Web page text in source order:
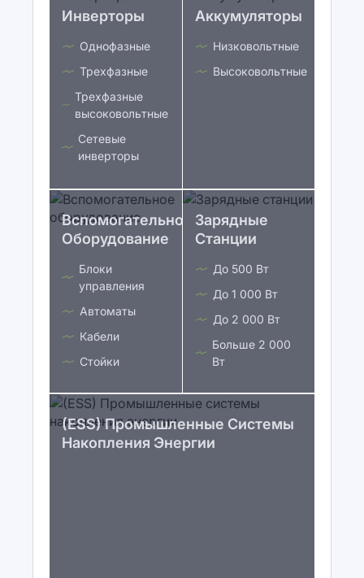
Инверторы
Однофазные
Трехфазные
Трехфазные
высоковольтные
Сетевые
инверторы
Аккумуляторы
Низковольтные
Высоковольтные
Вспомогательное
Оборудование
Блоки
управления
Автоматы
Кабели
Стойки
Зарядные
Станции
До 500 Вт
До 1 000 Вт
До 2 000 Вт
Больше 2 000
Вт
(ESS) Промышленные Системы
Накопления Энергии